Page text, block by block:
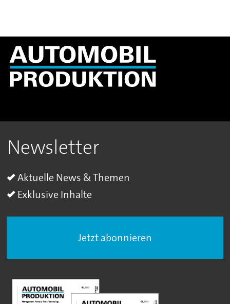
Newsletter
Aktuelle News & Themen
Exklusive Inhalte
Jetzt abonnieren